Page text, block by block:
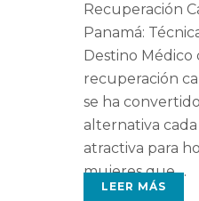
Recuperación
Panamá:
Destino Médico
recuperación
se ha
alternativa
atractiva para
mujeres que
LEER MÁS